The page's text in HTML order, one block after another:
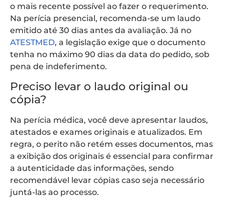
o mais recente possível ao fazer o requerimento.
Na perícia presencial, recomenda-se um laudo
emitido até 30 dias antes da avaliação. Já no
ATESTMED, a legislação exige que o documento
tenha no máximo 90 dias da data do pedido, sob
pena de indeferimento.
Preciso levar o laudo original ou
cópia?
Na perícia médica, você deve apresentar laudos,
atestados e exames originais e atualizados. Em
regra, o perito não retém esses documentos, mas
a exibição dos originais é essencial para confirmar
a autenticidade das informações, sendo
recomendável levar cópias caso seja necessário
juntá-las ao processo.